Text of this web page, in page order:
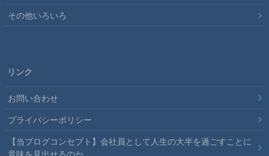
その他いろいろ
リンク
お問い合わせ
プライバシーポリシー
【当ブログコンセプト】会社員として人生の大半を過ごすことに